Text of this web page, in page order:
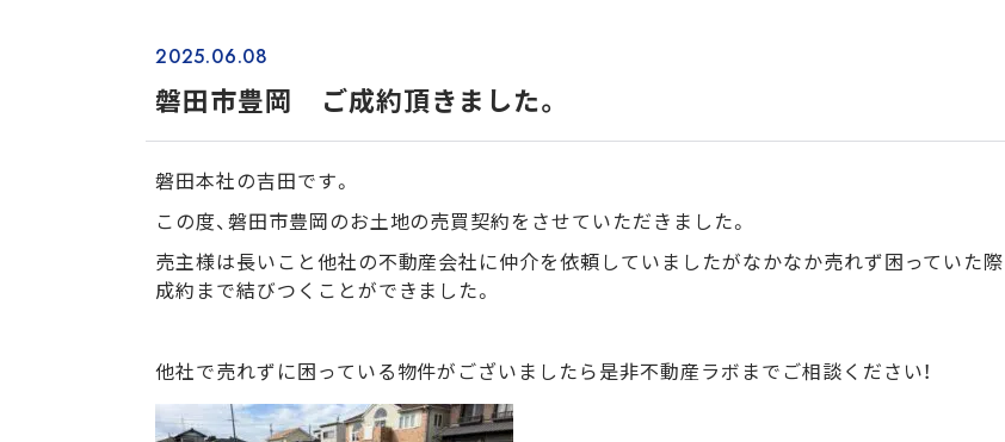
2025.06.08
磐田市豊岡 ご成約頂きました。
磐田本社の吉田です。
この度、磐田市豊岡のお土地の売買契約をさせていただきました。
売主様は長いこと他社の不動産会社に仲介を依頼していましたがなかなか売れず困っていた
成約まで結びつくことができました。
他社で売れずに困っている物件がございましたら是非不動産ラボまでご相談ください！